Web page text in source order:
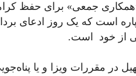
جمعی» برای حفظ
است که یک روز ادعای
از خود است.
در مقررات ویزا و یا